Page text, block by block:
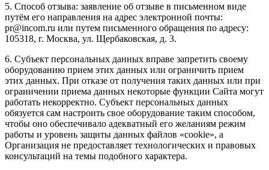
5. Способ отзыва: заявление об отзыве в письменном виде
путём его направления на адрес электронной почты:
pr@incom.ru или путем письменного обращения по адресу:
105318, г. Москва, ул. Щербаковская, д. 3.
6. Субъект персональных данных вправе запретить своему
оборудованию прием этих данных или ограничить прием
этих данных. При отказе от получения таких данных или при
ограничении приема данных некоторые функции Сайта могут
работать некорректно. Субъект персональных данных
обязуется сам настроить свое оборудование таким способом,
чтобы оно обеспечивало адекватный его желаниям режим
работы и уровень защиты данных файлов «cookie», а
Организация не предоставляет технологических и правовых
консультаций на темы подобного характера.